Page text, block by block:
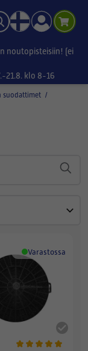
noutopisteisiin! (ei
21.8. klo 8-16
suodattimet /
Varastossa